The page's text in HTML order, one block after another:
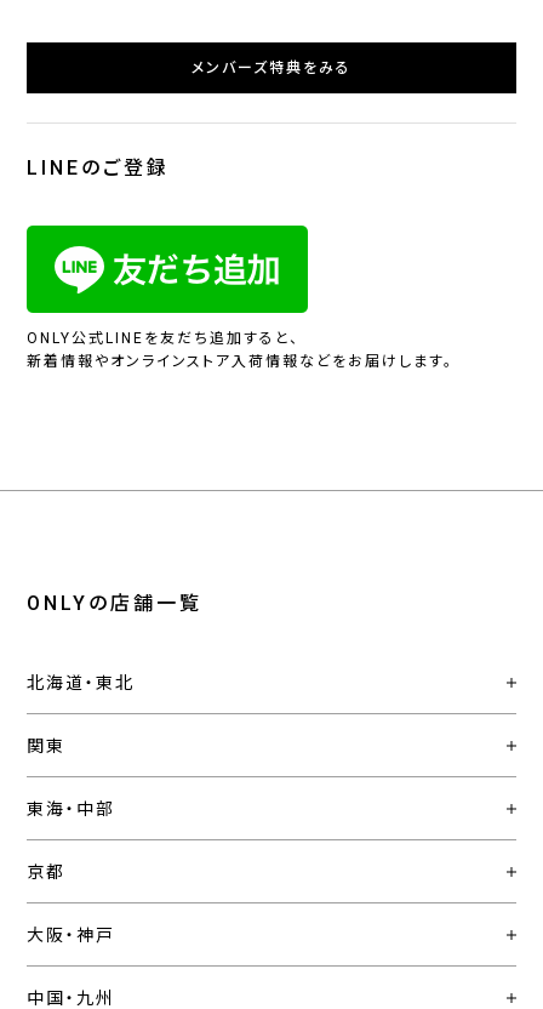
メンバーズ特典をみる
LINEのご登録
ONLY公式LINEを友だち追加すると、
新着情報やオンラインストア入荷情報などをお届けします。
ONLYの店舗一覧
北海道・東北
関東
東海・中部
京都
大阪・神戸
中国・九州